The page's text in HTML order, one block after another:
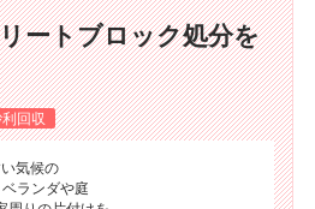
ートブロック処分を
回収
気候の
ランダや庭